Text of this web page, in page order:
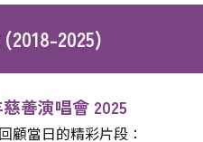
2025)
善演唱會 2025
顧當日的精彩片段：